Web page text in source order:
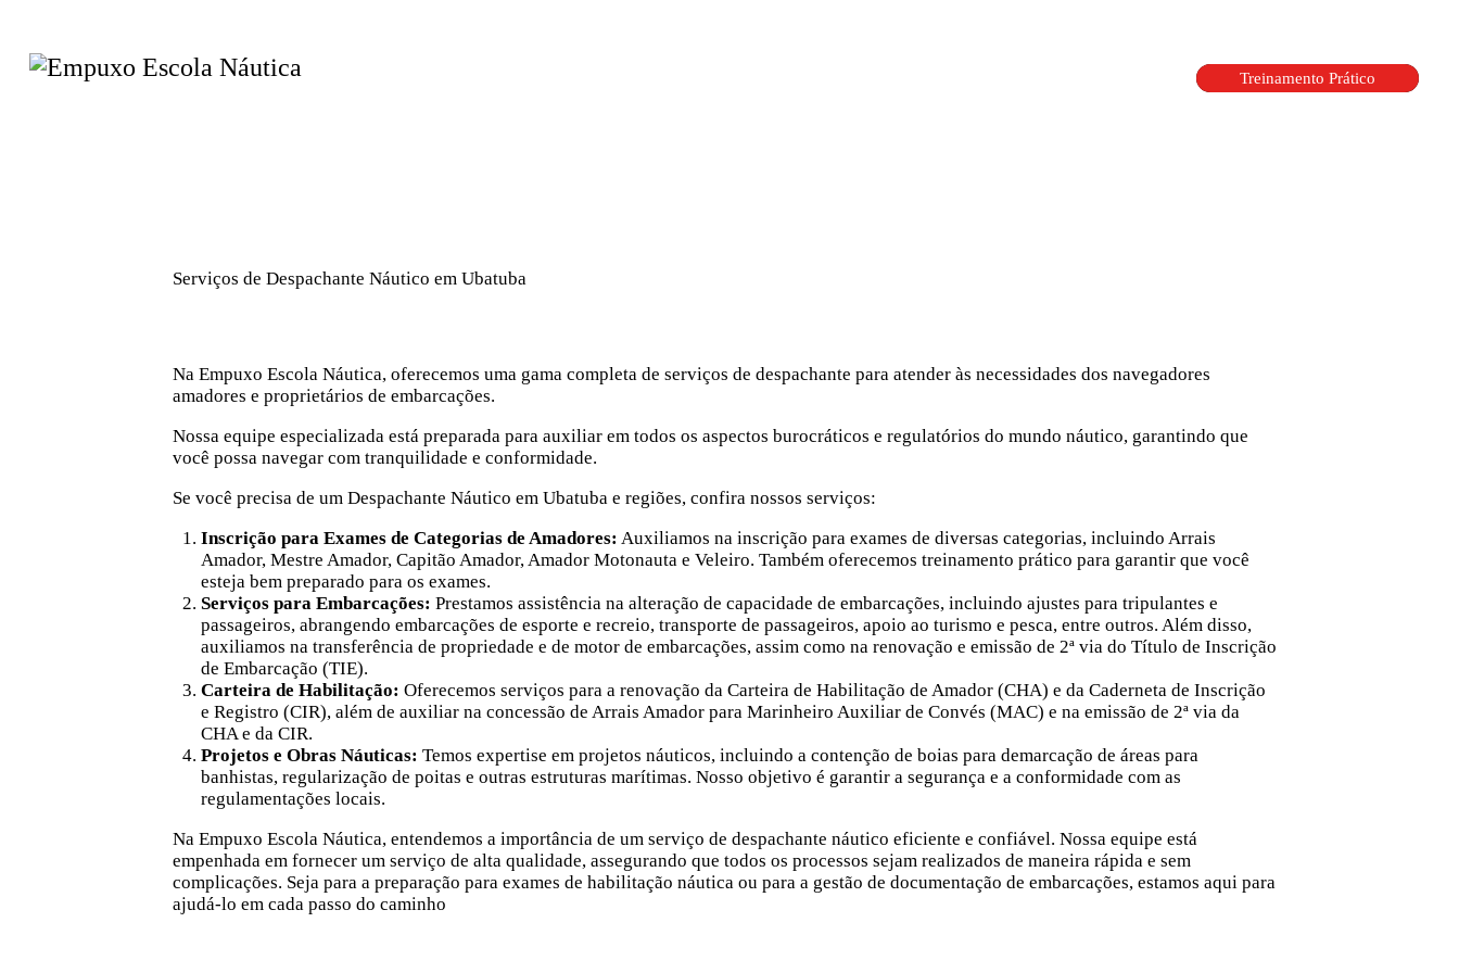
Treinamento Prático
Serviços de Despachante Náutico em Ubatuba
Na Empuxo Escola Náutica, oferecemos uma gama completa de serviços de despachante para atender às necessidades dos navegadores
amadores e proprietários de embarcações.
Nossa equipe especializada está preparada para auxiliar em todos os aspectos burocráticos e regulatórios do mundo náutico, garantindo que
você possa navegar com tranquilidade e conformidade.
Se você precisa de um Despachante Náutico em Ubatuba e regiões, confira nossos serviços:
Inscrição para Exames de Categorias de Amadores: Auxiliamos na inscrição para exames de diversas categorias, incluindo Arrais
Amador, Mestre Amador, Capitão Amador,Amador Motonautae Veleiro. Também oferecemos treinamento prático para garantir que você
esteja bem preparado para os exames.
Serviços para Embarcações: Prestamos assistência na alteração de capacidade de embarcações, incluindo ajustes para tripulantes e
passageiros, abrangendo embarcações de esporte e recreio, transporte de passageiros, apoio ao turismo e pesca, entre outros. Além disso,
auxiliamos na transferência de propriedade e de motor de embarcações, assim como na renovação e emissão de 2ª via do Título de Inscrição
de Embarcação (TIE).
Carteira de Habilitação: Oferecemos serviços para a renovação da Carteira de Habilitação de Amador (CHA) e da Caderneta de Inscrição
e Registro (CIR), além de auxiliar na concessão de Arrais Amador para Marinheiro Auxiliar de Convés (MAC) e na emissão de 2ª via da
CHA e da CIR.
Projetos e Obras Náuticas: Temos expertise em projetos náuticos, incluindo a contenção de boias para demarcação de áreas para
banhistas, regularização de poitas e outras estruturas marítimas. Nosso objetivo é garantir a segurança e a conformidade com as
regulamentações locais.
Na Empuxo Escola Náutica, entendemos a importância de um serviço de despachante náutico eficiente e confiável. Nossa equipe está
empenhada em fornecer um serviço de alta qualidade, assegurando que todos os processos sejam realizados de maneira rápida e sem
complicações. Seja para a preparação para exames de habilitação náutica ou para a gestão de documentação de embarcações, estamos aqui para
ajudá-lo em cada passo do caminho